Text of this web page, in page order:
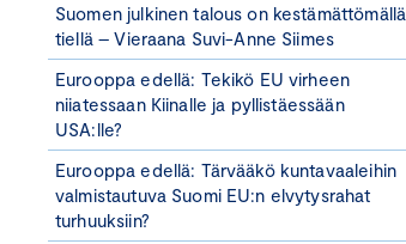
Suomen julkinen talous on kestämättömällä
tiellä – Vieraana Suvi-Anne Siimes
Eurooppa edellä: Tekikö EU virheen
niiatessaan Kiinalle ja pyllistäessään
USA:lle?
Eurooppa edellä: Tärvääkö kuntavaaleihin
valmistautuva Suomi EU:n elvytysrahat
turhuuksiin?